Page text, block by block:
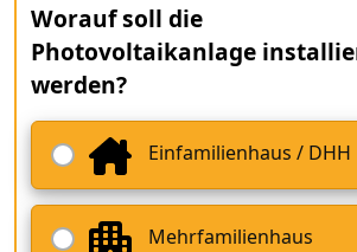
Worauf soll die
Photovoltaikanlage
werden?
Einfamilienhaus / DHH
Mehrfamilienhaus